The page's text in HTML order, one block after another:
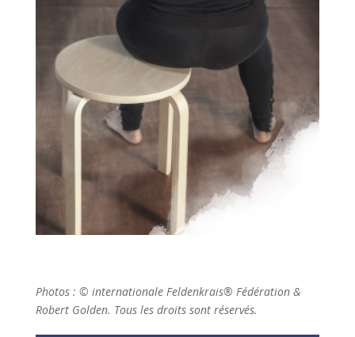
Photos : © internationale Feldenkrais® Fédération &
Robert Golden. Tous les droits sont réservés.